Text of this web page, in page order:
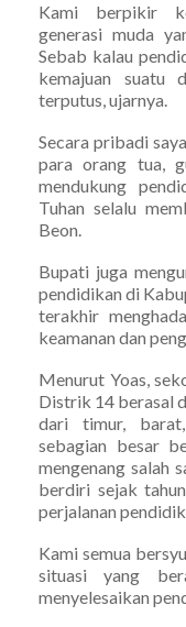
Kami berpikir
generasi muda
Sebab kalau
kemajuan suatu
terputus, ujarnya.
Secara pribadi
para orang tua,
mendukung
Tuhan selalu
Beon.
Bupati juga
pendidikan di
terakhir
keamanan dan
Menurut Yoas,
Distrik 14 berasal
dari timur,
sebagian besar
mengenang salah
berdiri sejak
perjalanan
Kami semua
situasi yang
menyelesaikan